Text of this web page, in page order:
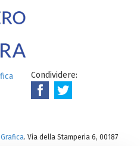
Condividere:
. Via della Stamperia 6, 00187